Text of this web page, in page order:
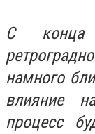
С конца
намного
влияние
процесс